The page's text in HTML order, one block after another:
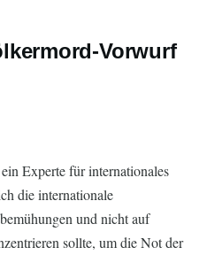
Vorwurf
Experte für internationales
die internationale
und nicht auf
sollte, um die Not der